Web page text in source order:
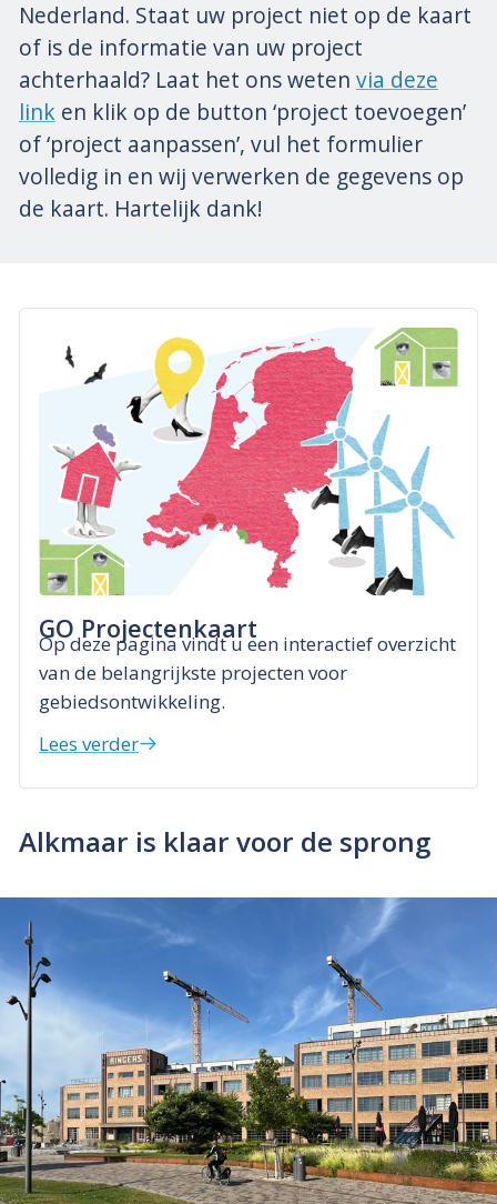
Nederland. Staat uw project niet op de kaart
of is de informatie van uw project
achterhaald? Laat het ons weten via deze
link en klik op de button ‘project toevoegen’
of ‘project aanpassen’, vul het formulier
volledig in en wij verwerken de gegevens op
de kaart. Hartelijk dank!
GO Projectenkaart
Op deze pagina vindt u een interactief overzicht
van de belangrijkste projecten voor
gebiedsontwikkeling.
Lees verder
Alkmaar is klaar voor de sprong